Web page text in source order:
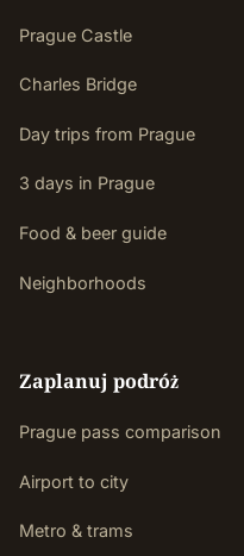
Prague Castle
Charles Bridge
Day trips from Prague
3 days in Prague
Food & beer guide
Neighborhoods
Zaplanuj podróż
Prague pass comparison
Airport to city
Metro & trams